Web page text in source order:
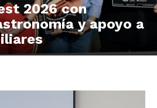
2026 con
y apoyo a